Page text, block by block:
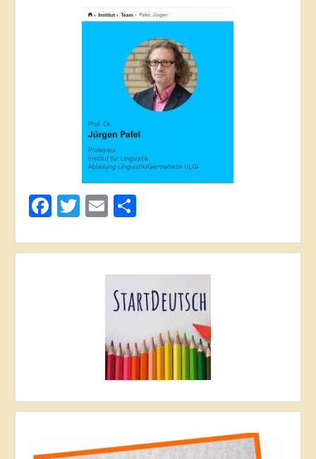
Facebook
Twitter
Email